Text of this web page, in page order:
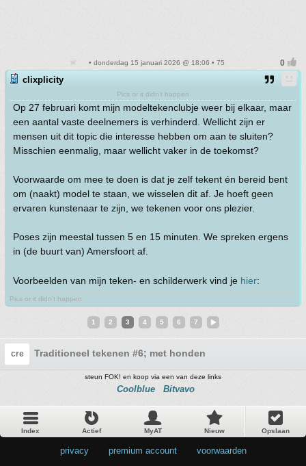
• donderdag 15 januari 2026 @ 18:06 • 75
clixplicity
Pics or it didn't happen
Op 27 februari komt mijn modeltekenclubje weer bij elkaar, maar
een aantal vaste deelnemers is verhinderd. Wellicht zijn er
mensen uit dit topic die interesse hebben om aan te sluiten?
Misschien eenmalig, maar wellicht vaker in de toekomst?
Voorwaarde om mee te doen is dat je zelf tekent én bereid bent
om (naakt) model te staan, we wisselen dit af. Je hoeft geen
ervaren kunstenaar te zijn, we tekenen voor ons plezier.
Poses zijn meestal tussen 5 en 15 minuten. We spreken ergens
in (de buurt van) Amersfoort af.
Voorbeelden van mijn teken- en schilderwerk vind je hier:
Pics or it didn't happen
1 2 3 4 5 6 7
cre Traditioneel tekenen #6; met honden
steun FOK! en koop via een van deze links
Coolblue Bitvavo
Index Actief MyAT Nieuw Opslaan
privacy premium account voorwaarden